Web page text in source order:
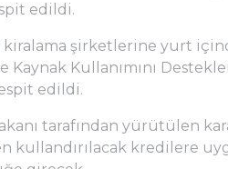
edildi.
şirketlerine yurt
Kullanımını
edildi.
tarafından yürütülen
kullandırılacak kredilere